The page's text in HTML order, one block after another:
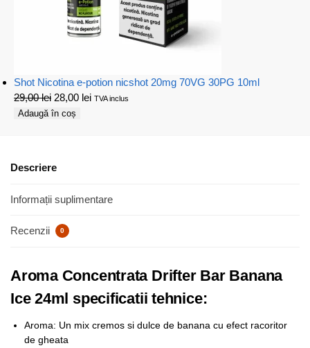
Shot Nicotina e-potion nicshot 20mg 70VG 30PG 10ml
29,00lei 28,00 lei TVA inclus
Adaugă în coș
Descriere
Informații suplimentare
Recenzii 0
Aroma Concentrata Drifter Bar Banana
Ice 24ml specificatii tehnice:
Aroma: Un mix cremos si dulce de banana cu efect racoritor
de gheata